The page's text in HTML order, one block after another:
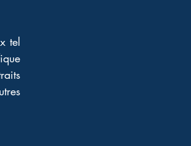
tel